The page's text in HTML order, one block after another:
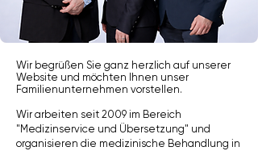
Wir begrüßen Sie ganz herzlich auf unserer
Website und möchten Ihnen unser
Familienunternehmen vorstellen.
Wir arbeiten seit 2009 im Bereich
"Medizinservice und Übersetzung" und
organisieren die medizinische Behandlung in